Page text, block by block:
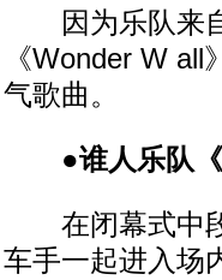
因为乐队来自
《Wonder W
气歌曲。
●谁人乐队《
在闭幕式中段
车手一起进入场